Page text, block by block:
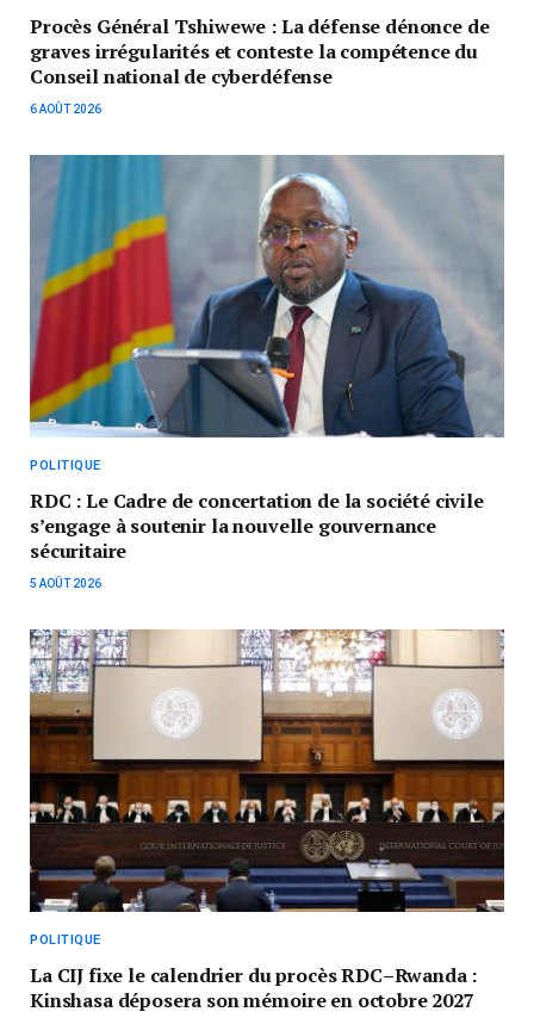
Procès Général Tshiwewe : La défense dénonce de
graves irrégularités et conteste la compétence du
Conseil national de cyberdéfense
6 AOÛT 2026
POLITIQUE
RDC : Le Cadre de concertation de la société civile
s’engage à soutenir la nouvelle gouvernance
sécuritaire
5 AOÛT 2026
POLITIQUE
La CIJ fixe le calendrier du procès RDC–Rwanda :
Kinshasa déposera son mémoire en octobre 2027